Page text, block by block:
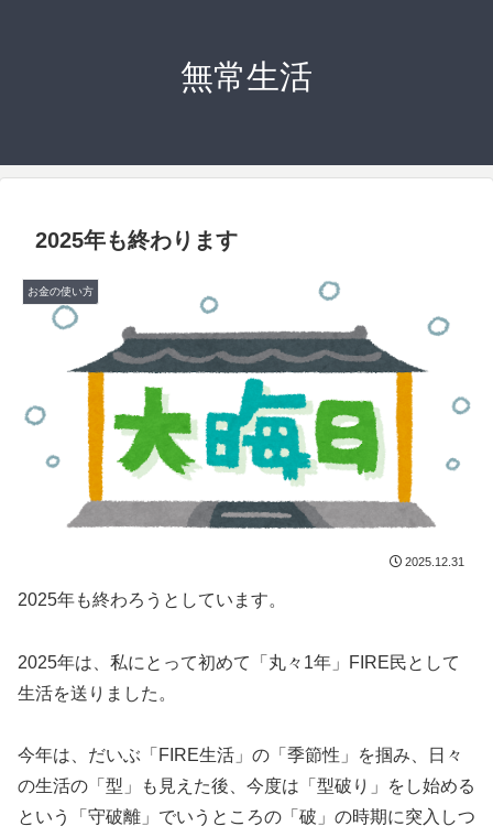
無常生活
2025年も終わります
お金の使い方
2025.12.31
2025年も終わろうとしています。
2025年は、私にとって初めて「丸々1年」FIRE民として
生活を送りました。
今年は、だいぶ「FIRE生活」の「季節性」を掴み、日々
の生活の「型」も見えた後、今度は「型破り」をし始める
という「守破離」でいうところの「破」の時期に突入しつ